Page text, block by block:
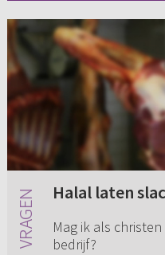
Halal laten
Mag ik als
bedrijf?